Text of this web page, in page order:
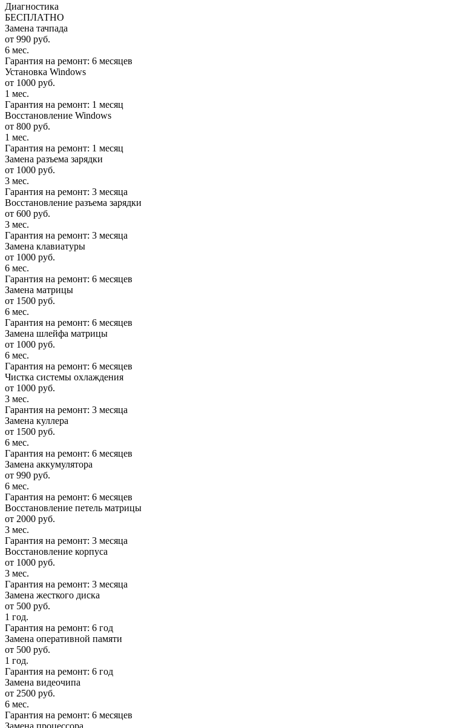
Диагностика
БЕСПЛАТНО
Замена тачпада
от 990 руб.
6 мес.
Гарантия на ремонт: 6 месяцев
Установка Windows
от 1000 руб.
1 мес.
Гарантия на ремонт: 1 месяц
Восстановление Windows
от 800 руб.
1 мес.
Гарантия на ремонт: 1 месяц
Замена разъема зарядки
от 1000 руб.
3 мес.
Гарантия на ремонт: 3 месяца
Восстановление разъема зарядки
от 600 руб.
3 мес.
Гарантия на ремонт: 3 месяца
Замена клавиатуры
от 1000 руб.
6 мес.
Гарантия на ремонт: 6 месяцев
Замена матрицы
от 1500 руб.
6 мес.
Гарантия на ремонт: 6 месяцев
Замена шлейфа матрицы
от 1000 руб.
6 мес.
Гарантия на ремонт: 6 месяцев
Чистка системы охлаждения
от 1000 руб.
3 мес.
Гарантия на ремонт: 3 месяца
Замена куллера
от 1500 руб.
6 мес.
Гарантия на ремонт: 6 месяцев
Замена аккумулятора
от 990 руб.
6 мес.
Гарантия на ремонт: 6 месяцев
Восстановление петель матрицы
от 2000 руб.
3 мес.
Гарантия на ремонт: 3 месяца
Восстановление корпуса
от 1000 руб.
3 мес.
Гарантия на ремонт: 3 месяца
Замена жесткого диска
от 500 руб.
1 год.
Гарантия на ремонт: 6 год
Замена оперативной памяти
от 500 руб.
1 год.
Гарантия на ремонт: 6 год
Замена видеочипа
от 2500 руб.
6 мес.
Гарантия на ремонт: 6 месяцев
Замена процессора